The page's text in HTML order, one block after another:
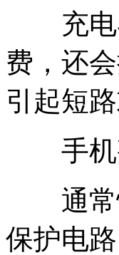
充电器
费，还
引起短
手机
通常情
保护电